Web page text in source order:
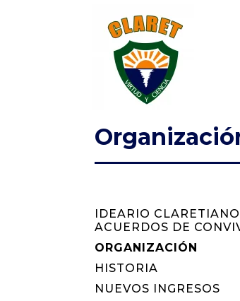
IDEARIO
ACUERDOS DE
ORGANIZACIÓN
HISTORIA
NUEVOS INGRESOS